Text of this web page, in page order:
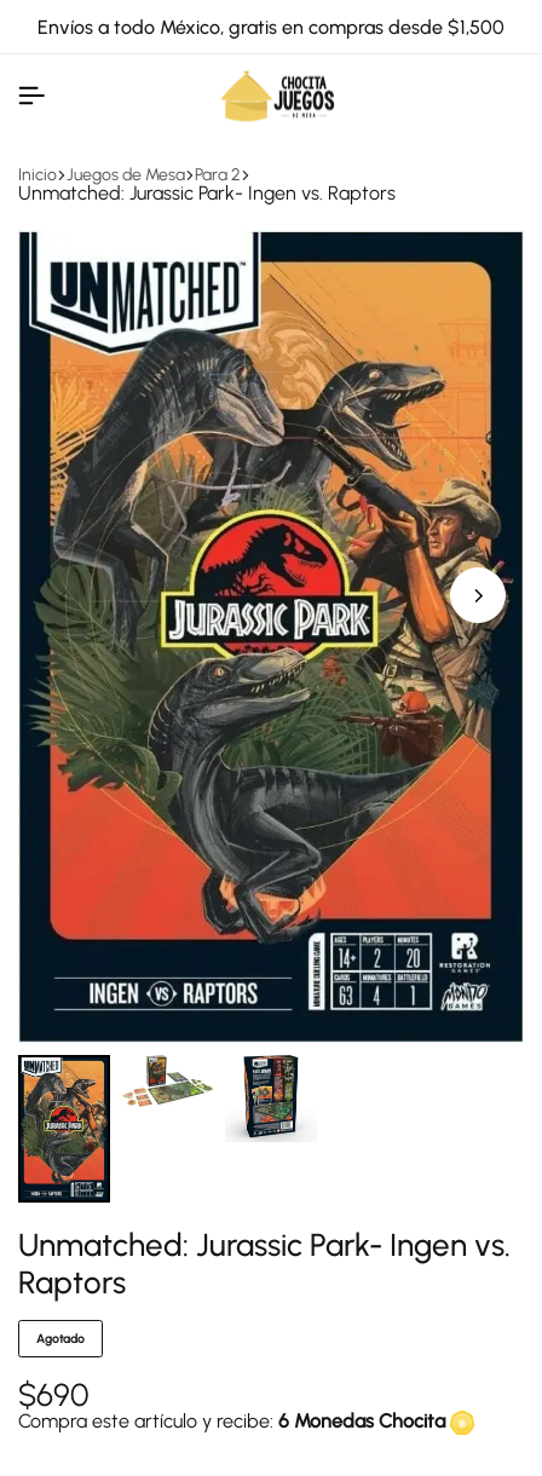
Envíos a todo México, gratis en compras desde $1,500
Inicio Juegos de Mesa Para 2
Unmatched: Jurassic Park- Ingen vs. Raptors
Unmatched: Jurassic Park- Ingen vs.
Raptors
Agotado
$690
Compra este artículo y recibe: 6 Monedas Chocita